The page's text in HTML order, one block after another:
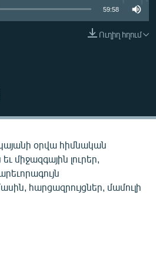
59:58
Ուղիղ հղում
օրվա հիմնական
միջազգային լուրեր,
հարցազրույցներ, մամուլի